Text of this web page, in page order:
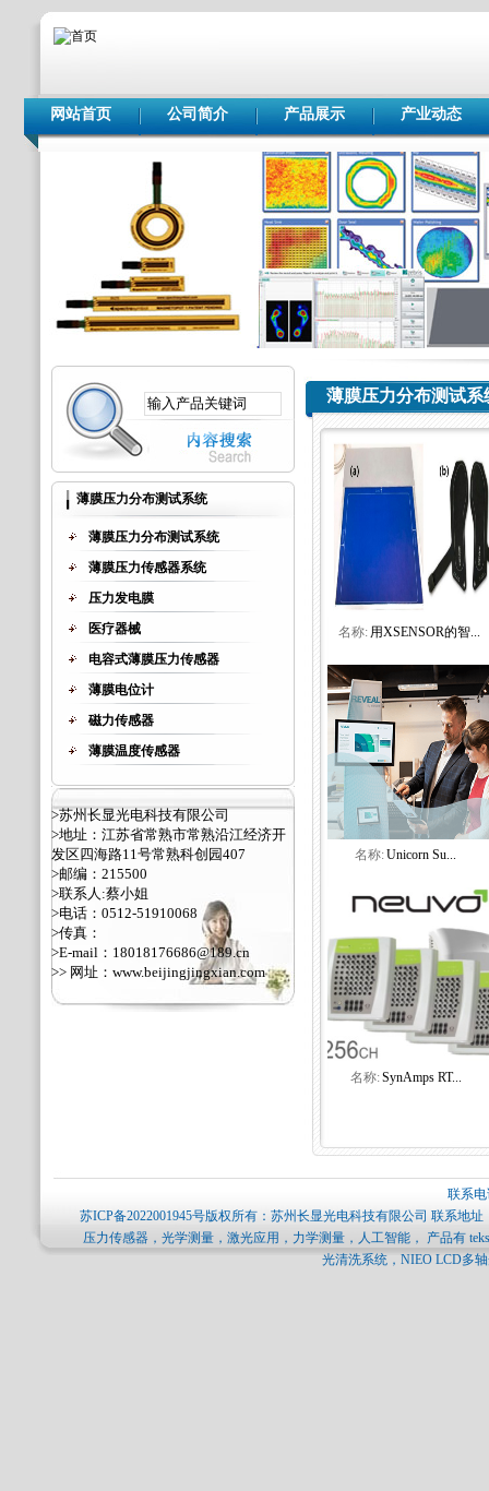
网站首页 公司简介 产品展示 产业动态
薄膜压力分布测试系统
薄膜压力分布测试系统
薄膜压力传感器系统
压力发电膜
医疗器械
电容式薄膜压力传感器
薄膜电位计
磁力传感器
薄膜温度传感器
>苏州长显光电科技有限公司
>地址：江苏省常熟市常熟沿江经济开
发区四海路11号常熟科创园407
>邮编：215500
>联系人:蔡小姐
>电话：0512-51910068
>传真：
>E-mail：18018176686@189.cn
>> 网址： www.beijingjingxian.com
薄膜压力分布测试系
名称: 用XSENSOR的智...
名称:Unicorn Su...
名称:SynAmps RT...
联系
苏ICP备2022001945号版权所有：苏州长显光电科技有限公司 联系地
压力传感器，光学测量，激光应用，力学测量，人工智能， 产品有
光清洗系统，NIEO LCD多